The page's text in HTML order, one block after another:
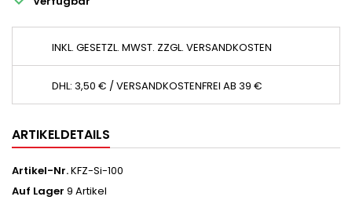
INKL. GESETZL. MWST. ZZGL. VERSANDKOSTEN
DHL: 3,50 € / VERSANDKOSTENFREI AB 39 €
ARTIKELDETAILS
Artikel-Nr.KFZ-Si-100
Auf Lager 9 Artikel